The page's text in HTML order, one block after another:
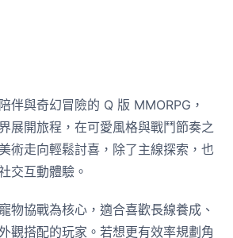
伴與奇幻冒險的 Q 版 MMORPG，
展開旅程，在可愛風格與戰鬥節奏之
術走向輕鬆討喜，除了主線探索，也
交互動體驗。
物協戰為核心，適合喜歡長線養成、
觀搭配的玩家。若想更有效率規劃角